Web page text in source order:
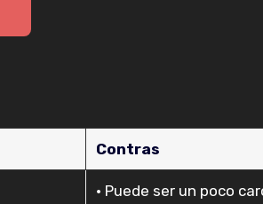
Contras
• Puede ser un poco